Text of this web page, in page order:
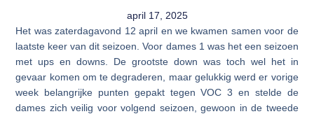
april 17, 2025
Het was zaterdagavond 12 april en we kwamen samen voor de
laatste keer van dit seizoen. Voor dames 1 was het een seizoen
met ups en downs. De grootste down was toch wel het in
gevaar komen om te degraderen, maar gelukkig werd er vorige
week belangrijke punten gepakt tegen VOC 3 en stelde de
dames zich veilig voor volgend seizoen, gewoon in de tweede